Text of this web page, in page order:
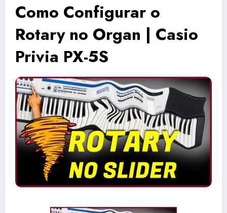
Como Configurar o
Rotary no Organ | Casio
Privia PX-5S